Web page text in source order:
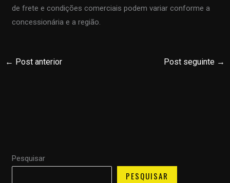
de frete e condições comerciais podem variar conforme a
concessionária e a região.
← Post anterior Post seguinte →
Pesquisar
PESQUISAR